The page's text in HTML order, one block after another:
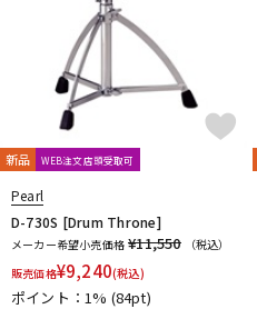
新品 WEB注文店頭受取可
Pearl
D-730S [Drum Throne]
メーカー希望小売価格 ¥11,550
（税込）
販売価格¥9,240(税込)
ポイント：1% (84pt)